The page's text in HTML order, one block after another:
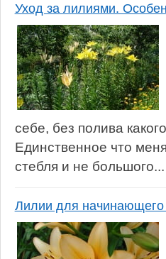
Уход за лилиями.
себе, без полива
Единственное что
стебля и не большого...
Лилии для начинающего